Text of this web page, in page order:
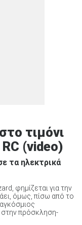
τιμόνι
(video)
τα ηλεκτρικά
φημίζεται για την
όμως, πίσω από το
στην πρόσκληση-